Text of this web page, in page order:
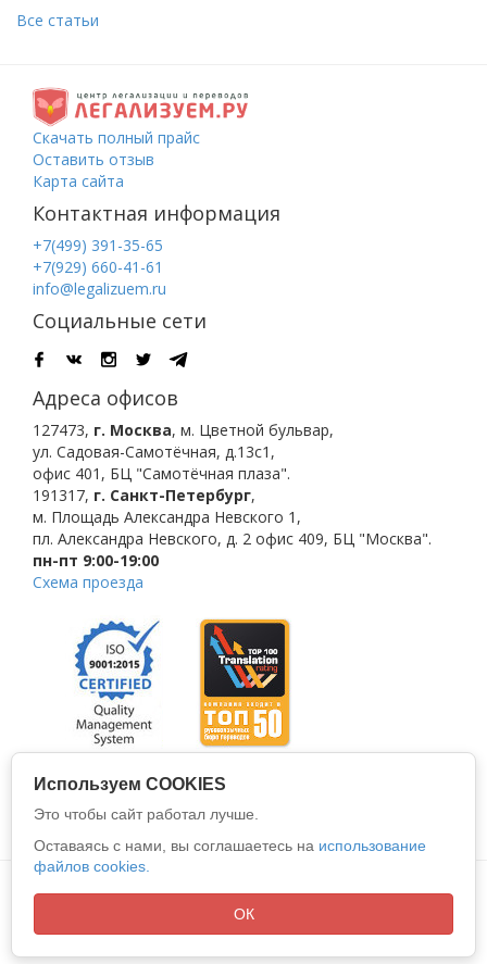
Все статьи
Скачать полный прайс
Оставить отзыв
Карта сайта
Контактная информация
+7(499) 391-35-65
+7(929) 660-41-61
info@legalizuem.ru
Социальные сети
Адреса офисов
127473, г. Москва, м. Цветной бульвар,
ул. Садовая-Самотёчная, д.13с1,
офис 401, БЦ "Самотёчная плаза".
191317, г. Санкт-Петербург,
м. Площадь Александра Невского 1 ,
пл. Александра Невского, д. 2 офис 409, БЦ "Москва".
пн-пт 9:00-19:00
Схема проезда
Политика конфиденциальности
Все права защищены © 2026
Используем COOKIES
Это чтобы сайт работал лучше.
Оставаясь с нами, вы соглашаетесь на использование
файлов cookies.
ОК